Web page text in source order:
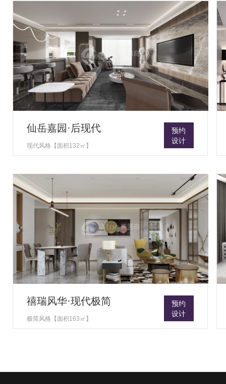
仙岳嘉园·后现代
现代风格【面积132㎡】
预约
设计
禧瑞风华·现代极简
极简风格【面积163㎡】
预约
设计